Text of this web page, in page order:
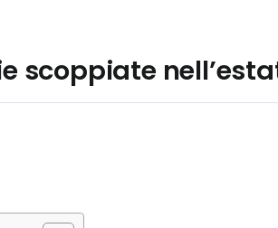
scoppiate